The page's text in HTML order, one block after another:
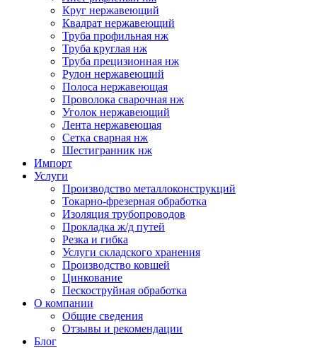
Круг нержавеющий
Квадрат нержавеющий
Труба профильная нж
Труба круглая нж
Труба прецизионная нж
Рулон нержавеющий
Полоса нержавеющая
Проволока сварочная нж
Уголок нержавеющий
Лента нержавеющая
Сетка сварная нж
Шестигранник нж
Импорт
Услуги
Производство металлоконструкций
Токарно-фрезерная обработка
Изоляция трубопроводов
Прокладка ж/д путей
Резка и гибка
Услуги складского хранения
Производство ковшей
Цинкование
Пескоструйная обработка
О компании
Общие сведения
Отзывы и рекомендации
Блог